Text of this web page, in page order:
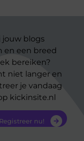
jouw blogs
en een breed
bereiken?
niet langer en
je vandaag
kickinsite.nl
Registreer nu!